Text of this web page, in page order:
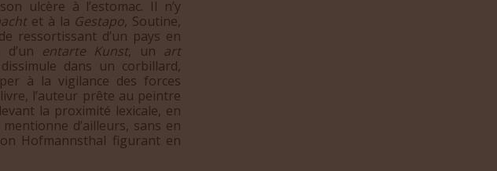
ulcère à l’estomac. Il n’y
et à la Gestapo, Soutine,
ressortissant d’un pays en
entarte Kunst, un art
dans un corbillard,
à la vigilance des forces
l’auteur prête au peintre
la proximité lexicale, en
mentionne d’ailleurs, sans en
Hofmannsthal figurant en